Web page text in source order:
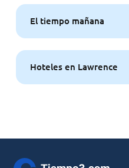
El tiempo mañana
Hoteles en Lawrence